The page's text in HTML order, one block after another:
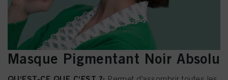
Masque Pigmentant Noir Absolu